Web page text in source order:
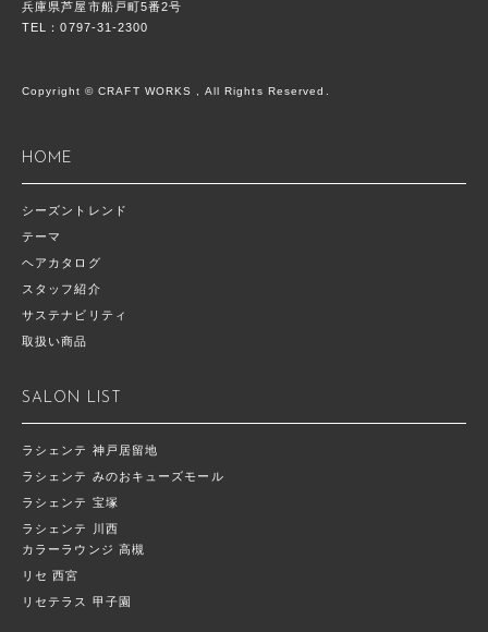
兵庫県芦屋市船戸町5番2号
TEL：0797-31-2300
Copyright © CRAFT WORKS , All Rights Reserved.
HOME
シーズントレンド
テーマ
ヘアカタログ
スタッフ紹介
サステナビリティ
取扱い商品
SALON LIST
ラシェンテ 神戸居留地
ラシェンテ みのおキューズモール
ラシェンテ 宝塚
ラシェンテ 川西
カラーラウンジ 高槻
リセ 西宮
リセテラス 甲子園